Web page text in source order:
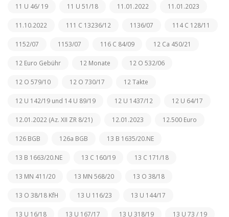
11 U 46/ 19 11 U 51/18 11.01.2022 11.01.2023
11.10.2022 111 C 13236/12 1136/07 114 C 128/11
1152/07 1153/07 116 C 84/09 12 Ca 450/21
12 Euro Gebühr 12 Monate 12 O 532/06
12 O 579/10 12 O 730/17 12 Takte
12 U 142/19 und 14 U 89/19 12 U 1437/12 12 U 64/17
12.01.2022 (Az. XII ZR 8/21) 12.01.2023 12.500 Euro
126 BGB 126a BGB 13 B 1635/20.NE
13 B 1663/20.NE 13 C 160/19 13 C 171/18
13 MN 411/20 13 MN 568/20 13 O 38/18
13 O 38/18 KfH 13 U 116/23 13 U 144/17
13 U 16/18 13 U 167/17 13 U 318/19 13 U 73 / 19